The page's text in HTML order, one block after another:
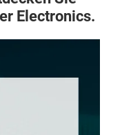
Electronics.